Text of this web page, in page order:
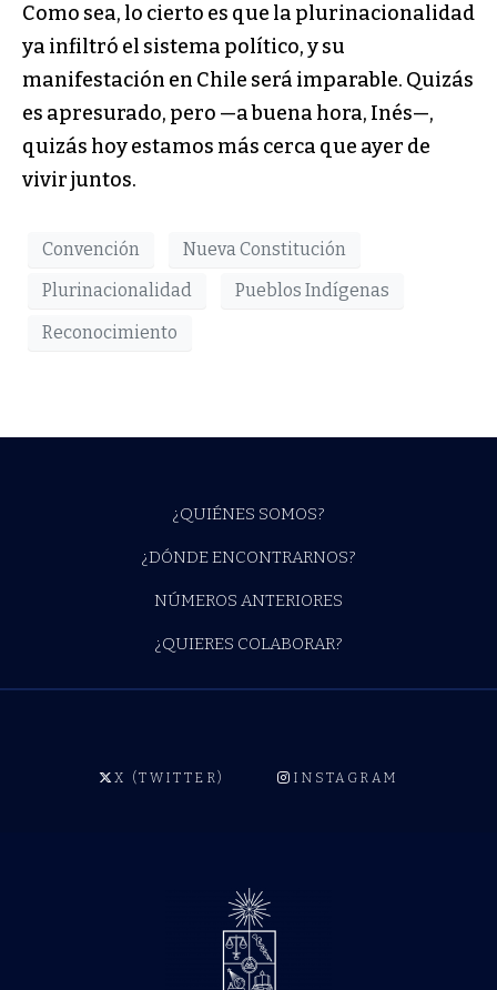
Como sea, lo cierto es que la plurinacionalidad
ya infiltró el sistema político, y su
manifestación en Chile será imparable. Quizás
es apresurado, pero —a buena hora, Inés—,
quizás hoy estamos más cerca que ayer de
vivir juntos.
Convención
Nueva Constitución
Plurinacionalidad
Pueblos Indígenas
Reconocimiento
¿QUIÉNES SOMOS?
¿DÓNDE ENCONTRARNOS?
NÚMEROS ANTERIORES
¿QUIERES COLABORAR?
X (TWITTER) INSTAGRAM